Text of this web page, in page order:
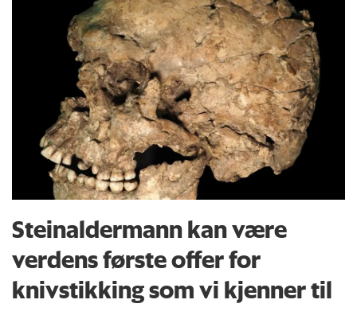
Steinaldermann kan være
verdens første offer for
knivstikking som vi kjenner til